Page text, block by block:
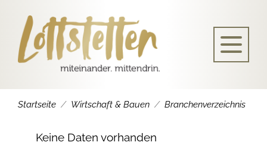
Startseite Wirtschaft & Bauen Branchenverzeichnis
Keine Daten vorhanden